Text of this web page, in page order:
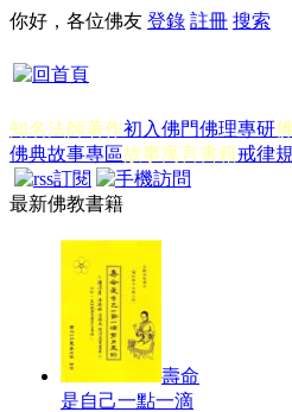
你好，各位佛友 登錄 註冊 搜索
知名法師著作初入佛門佛理專研
佛典故事專區故事寓言書籍戒律
最新佛教書籍
壽命
是自己一點一滴